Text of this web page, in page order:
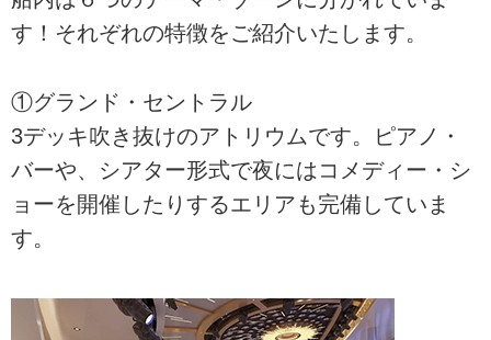
す！それぞれの特徴をご紹介いたします。
①グランド・セントラル
3デッキ吹き抜けのアトリウムです。ピアノ・
バーや、シアター形式で夜にはコメディー・シ
ョーを開催したりするエリアも完備していま
す。